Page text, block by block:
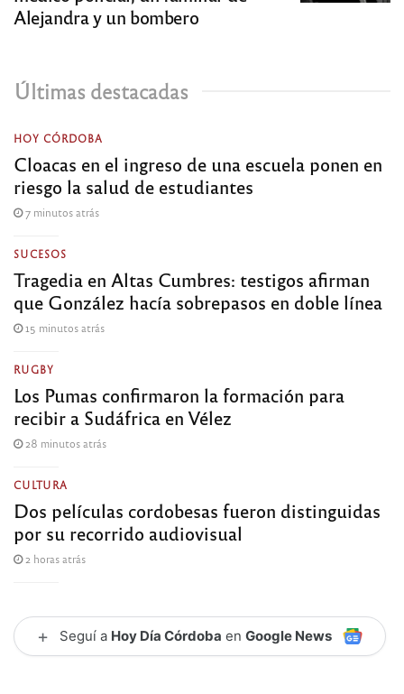
Alejandra y un bombero
Últimas destacadas
HOY CÓRDOBA
Cloacas en el ingreso de una escuela ponen en
riesgo la salud de estudiantes
7 minutos atrás
SUCESOS
Tragedia en Altas Cumbres: testigos afirman
que González hacía sobrepasos en doble línea
15 minutos atrás
RUGBY
Los Pumas confirmaron la formación para
recibir a Sudáfrica en Vélez
28 minutos atrás
CULTURA
Dos películas cordobesas fueron distinguidas
por su recorrido audiovisual
2 horas atrás
+ Seguí a Hoy Día Córdoba en Google News